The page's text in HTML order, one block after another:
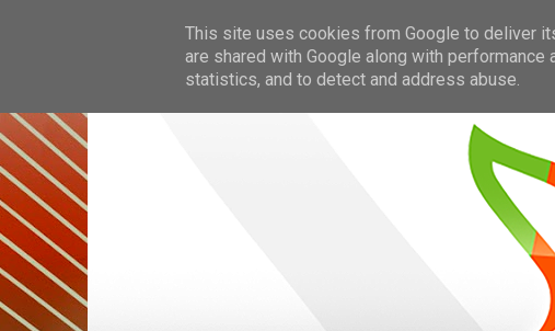
This site uses cookies from Google to deliver
are shared with Google along with
statistics, and to detect and address abuse.